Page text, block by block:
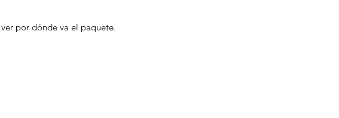
por dónde va el paquete.